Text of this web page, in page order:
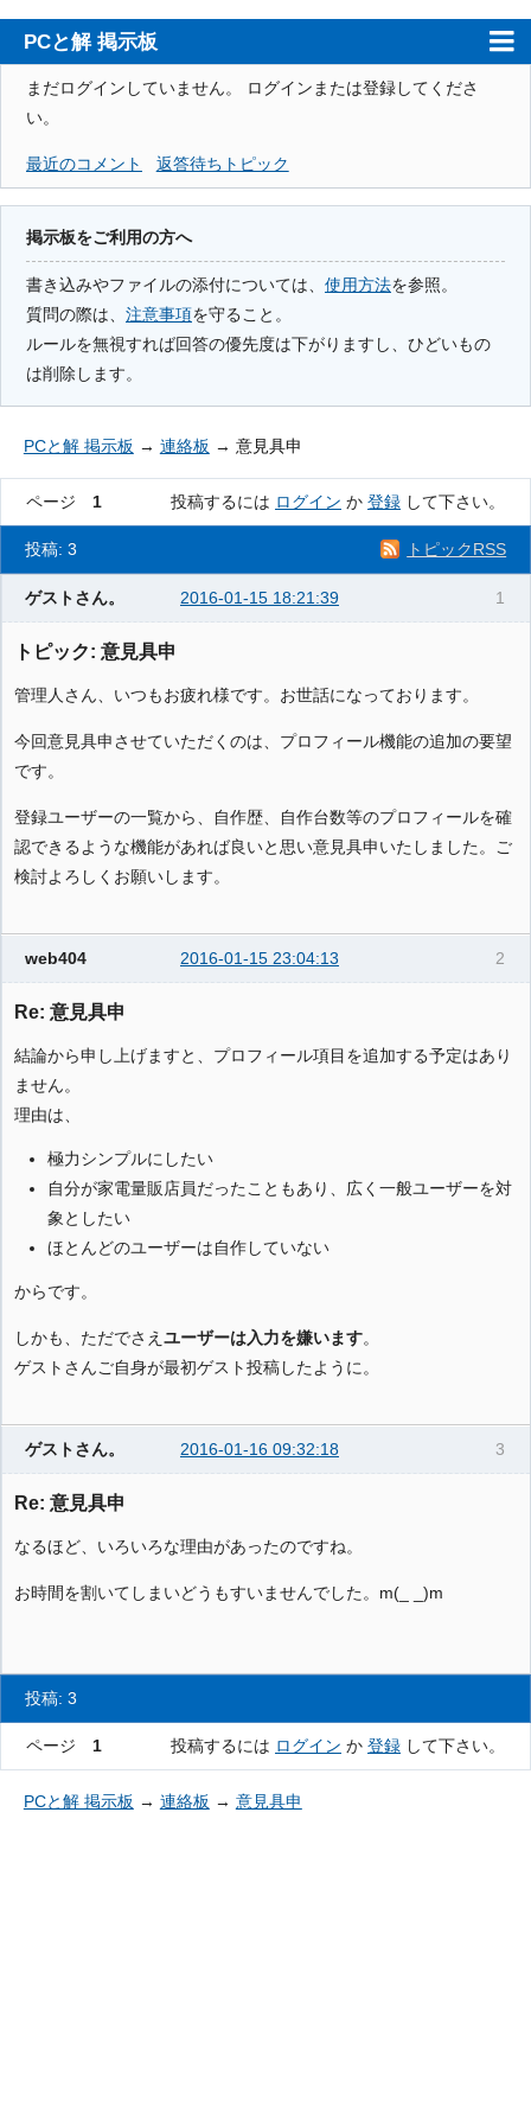
PCと解 掲示板
ホーム
注意事項
使用方法
検索
登録
ログイン
まだログインしていません。
ログインまたは登録してくださ
い。
最近のコメント 返答待ちトピック
掲示板をご利用の方へ
書き込みやファイルの添付については、 使用方法を参照。
質問の際は、 注意事項を守ること。
ルールを無視すれば回答の優先度は下がりますし、ひどいもの
は削除します。
PCと解 掲示板 → 連絡板 → 意見具申
ページ 1 投稿するには ログイン か 登録 して下さい。
トピックRSS
投稿: 3
1
ゲストさん。 2016-01-15 18:21:39
トピック: 意見具申
管理人さん、いつもお疲れ様です。お世話になっております。
今回意見具申させていただくのは、プロフィール機能の追加の要望
です。
登録ユーザーの一覧から、自作歴、自作台数等のプロフィールを確
認できるような機能があれば良いと思い意見具申いたしました。ご
検討よろしくお願いします。
2
web404 2016-01-15 23:04:13
Re: 意見具申
結論から申し上げますと、プロフィール項目を追加する予定はあり
ません。
理由は、
極力シンプルにしたい
自分が家電量販店員だったこともあり、広く一般ユーザーを対
象としたい
ほとんどのユーザーは自作していない
からです。
しかも、ただでさえ ユーザーは入力を嫌います。
ゲストさんご自身が最初ゲスト投稿したように。
3
ゲストさん。 2016-01-16 09:32:18
Re: 意見具申
なるほど、いろいろな理由があったのですね。
お時間を割いてしまいどうもすいませんでした。m(_ _)m
投稿: 3
ページ 1 投稿するには ログイン か 登録 して下さい。
PCと解 掲示板 → 連絡板 → 意見具申